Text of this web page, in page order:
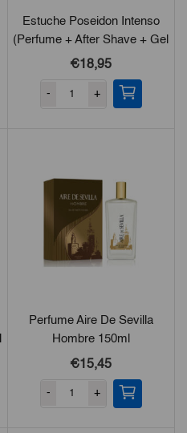
Estuche Poseidon Intenso
(Perfume + After Shave + Gel
De Ducha)
€18,95
- +
Perfume Aire De Sevilla
Hombre 150ml
€15,45
- +